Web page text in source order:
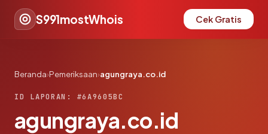
S991mostWhois Cek Gratis
Beranda›Pemeriksaan›agungraya.co.id
ID LAPORAN: #6A9605BC
agungraya.co.id